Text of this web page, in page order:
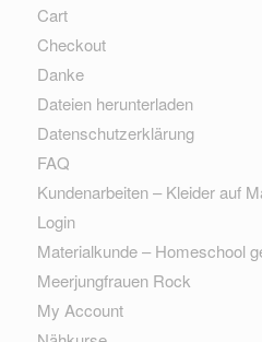
Cart
Checkout
Danke
Dateien herunterladen
Datenschutzerklärung
FAQ
Kundenarbeiten – Kleider auf
Login
Materialkunde – Homeschool
Meerjungfrauen Rock
My Account